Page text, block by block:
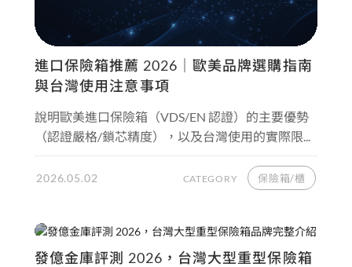
進口保險箱推薦 2026｜歐美品牌選購指南
與台灣使用注意事項
說明歐美進口保險箱（VDS/EN 認證）的主要優勢
（認證嚴格/鎖芯精度），以及台灣使用的實際限...
2026.05.02 CATEGORY 保險箱/櫃
發億金庫評測 2026，台灣大型重型保險箱